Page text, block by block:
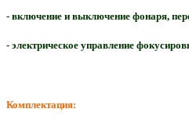
- включение и выключение фонаря,
- электрическое управление
Комплектация: